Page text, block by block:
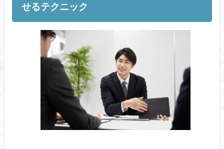
せるテクニック